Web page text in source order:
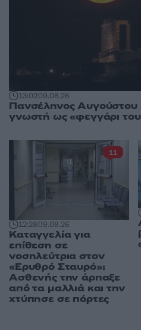
13:0209.08.26
Πανσέληνος Αυγούστου
γνωστή ως «φεγγάρι
12:2809.08.26
Καταγγελία για
επίθεση σε
νοσηλεύτρια στον
«Ερυθρό Σταυρό»:
Ασθενής την άρπαξε
από τα μαλλιά και την
χτύπησε σε πόρτες
11